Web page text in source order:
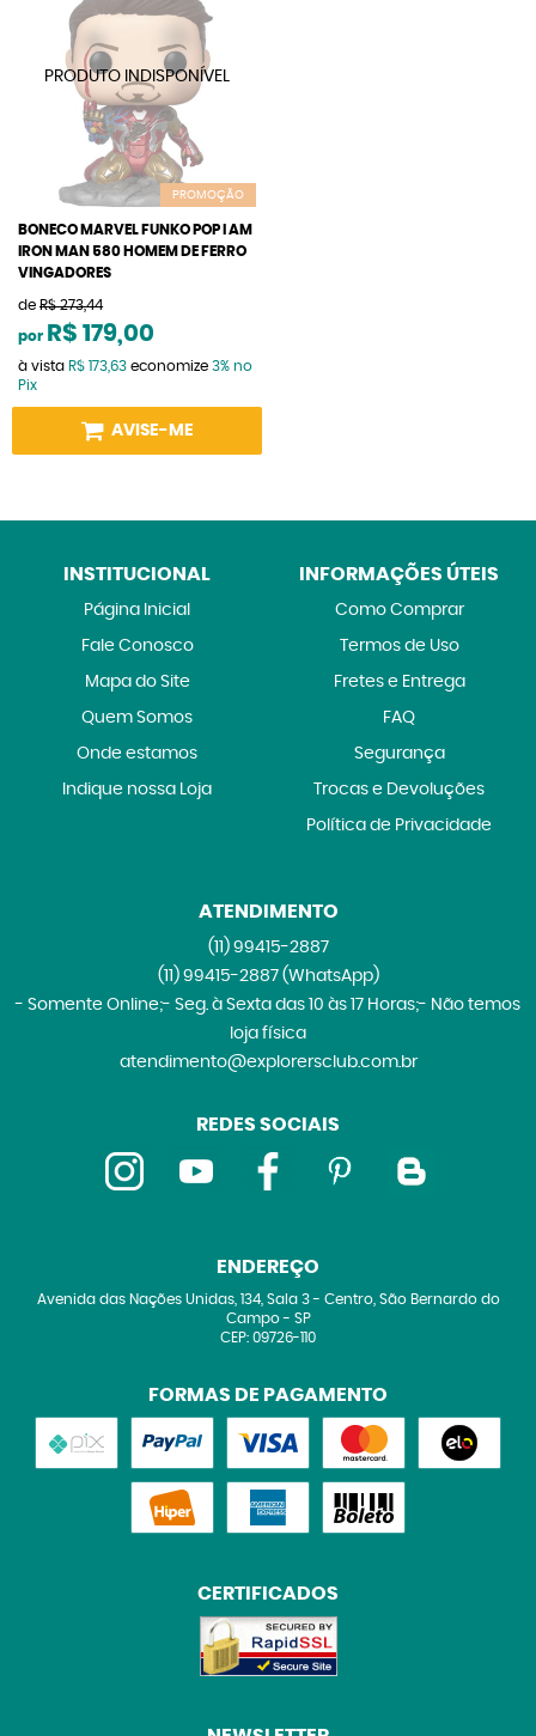
PROMOÇÃO
BONECO MARVEL FUNKO POP I AM
IRON MAN 580 HOMEM DE FERRO
VINGADORES
de R$ 273,44
por R$ 179,00
à vista R$ 173,63 economize 3% no
Pix
AVISE-ME
INSTITUCIONAL
Página Inicial
Fale Conosco
Mapa do Site
Quem Somos
Onde estamos
Indique nossa Loja
INFORMAÇÕES ÚTEIS
Como Comprar
Termos de Uso
Fretes e Entrega
FAQ
Segurança
Trocas e Devoluções
Política de Privacidade
ATENDIMENTO
(11)99415-2887
(11)99415-2887 (WhatsApp)
- Somente Online;- Seg. à Sexta das 10 às 17 Horas;- Não temos
loja física
atendimento@explorersclub.com.br
REDES SOCIAIS
ENDEREÇO
Avenida das Nações Unidas, 134, Sala 3- Centro, São Bernardo do
Campo- SP
CEP: 09726-110
FORMAS DE PAGAMENTO
CERTIFICADOS